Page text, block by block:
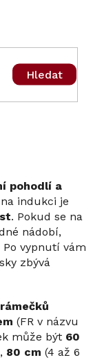
Hledat
pohodlí a
indukci je
. Pokud se na
nádobí,
vypnutí vám
zbývá
(FR v názvu
může být 60
80 cm (4 až 6